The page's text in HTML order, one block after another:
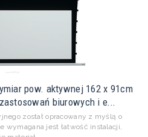
pow. aktywnej 162 x 91cm
biurowych i e...
został opracowany z myślą o
wymagana jest łatwość instalacji,